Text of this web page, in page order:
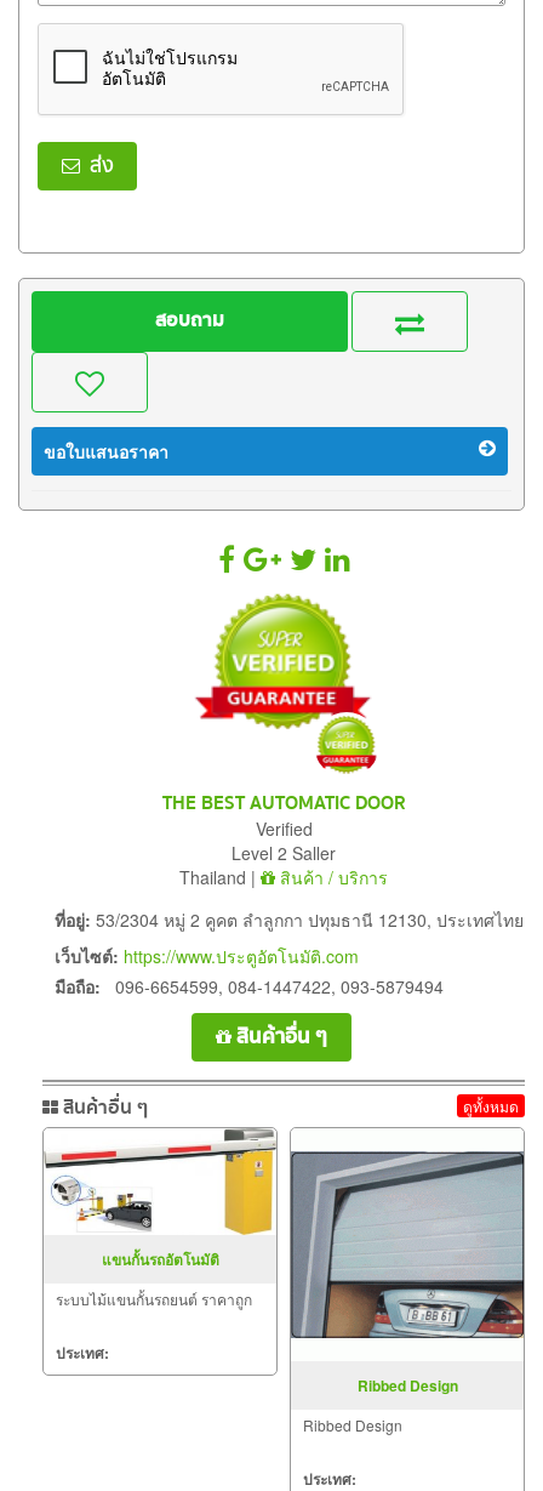
ส่ง
สอบถาม
ขอใบแสนอราคา
THE BEST AUTOMATIC DOOR
Verified
Level 2 Saller
Thailand |
สินค้า / บริการ
ที่อยู่: 53/2304 หมู่ 2 คูคต ลำลูกกา ปทุมธานี 12130, ประเทศไทย
เว็บไซต์: https://www.ประตูอัตโนมัติ.com
มือถือ: 096-6654599, 084-1447422, 093-5879494
สินค้าอื่น ๆ
สินค้าอื่น ๆ ดูทั้งหมด
แขนกั้นรถอัตโนมัติ
ระบบไม้แขนกั้นรถยนต์ ราคาถูก
ประเทศ:
Ribbed Design
Ribbed Design
ประเทศ: